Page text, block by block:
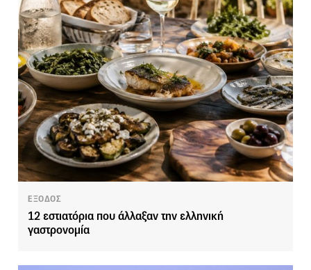
ΕΞΟΔΟΣ
12 εστιατόρια που άλλαξαν την ελληνική
γαστρονομία